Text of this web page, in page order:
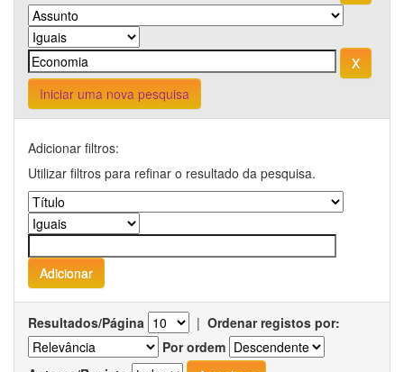
Iniciar uma nova pesquisa
Adicionar filtros:
Utilizar filtros para refinar o resultado da pesquisa.
Resultados/Página | Ordenar registos por:
Por ordem